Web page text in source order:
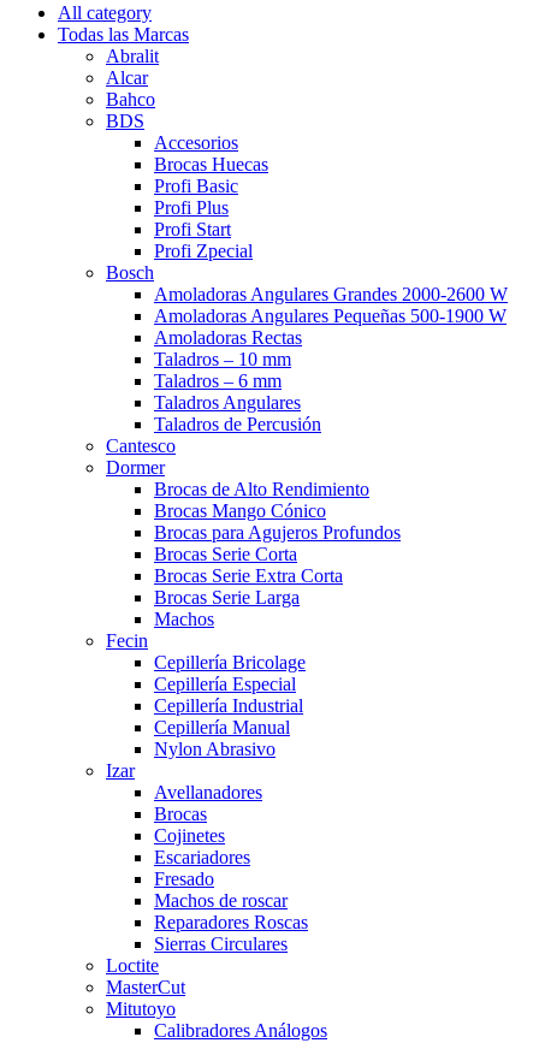
All category
Todas las Marcas
Abralit
Alcar
Bahco
BDS
Accesorios
Brocas Huecas
Profi Basic
Profi Plus
Profi Start
Profi Zpecial
Bosch
Amoladoras Angulares Grandes 2000-2600 W
Amoladoras Angulares Pequeñas 500-1900 W
Amoladoras Rectas
Taladros – 10 mm
Taladros – 6 mm
Taladros Angulares
Taladros de Percusión
Cantesco
Dormer
Brocas de Alto Rendimiento
Brocas Mango Cónico
Brocas para Agujeros Profundos
Brocas Serie Corta
Brocas Serie Extra Corta
Brocas Serie Larga
Machos
Fecin
Cepillería Bricolage
Cepillería Especial
Cepillería Industrial
Cepillería Manual
Nylon Abrasivo
Izar
Avellanadores
Brocas
Cojinetes
Escariadores
Fresado
Machos de roscar
Reparadores Roscas
Sierras Circulares
Loctite
MasterCut
Mitutoyo
Calibradores Análogos